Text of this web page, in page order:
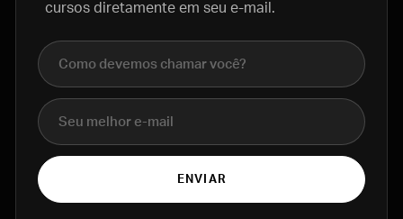
cursos diretamente em seu e-mail.
Nome completo
E-mail
ENVIAR